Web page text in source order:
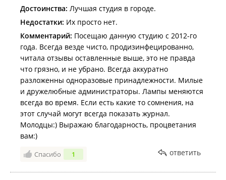
Достоинства: Лучшая студия в городе.
Недостатки: Их просто нет.
Комментарий: Посещаю данную студию с 2012-го
года. Всегда везде чисто, продизинфецированно,
читала отзывы оставленные выше, это не правда
что грязно, и не убрано. Всегда аккуратно
разложенны одноразовые принадлежности. Милые
и дружелюбные администраторы. Лампы меняются
всегда во время. Если есть какие то сомнения, на
этот случай могут всегда показать журнал.
Молодцы:) Выражаю благодарность, процветания
вам:)
Спасибо 1 ответить